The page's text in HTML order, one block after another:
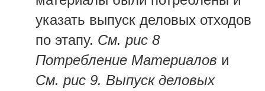
указать выпуск деловых отходов
по этапу. См. рис 8
Потребление Материалов и
См. рис 9. Выпуск деловых